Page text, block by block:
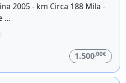
2005 - km Circa 188 Mila -
...
1.500,00€